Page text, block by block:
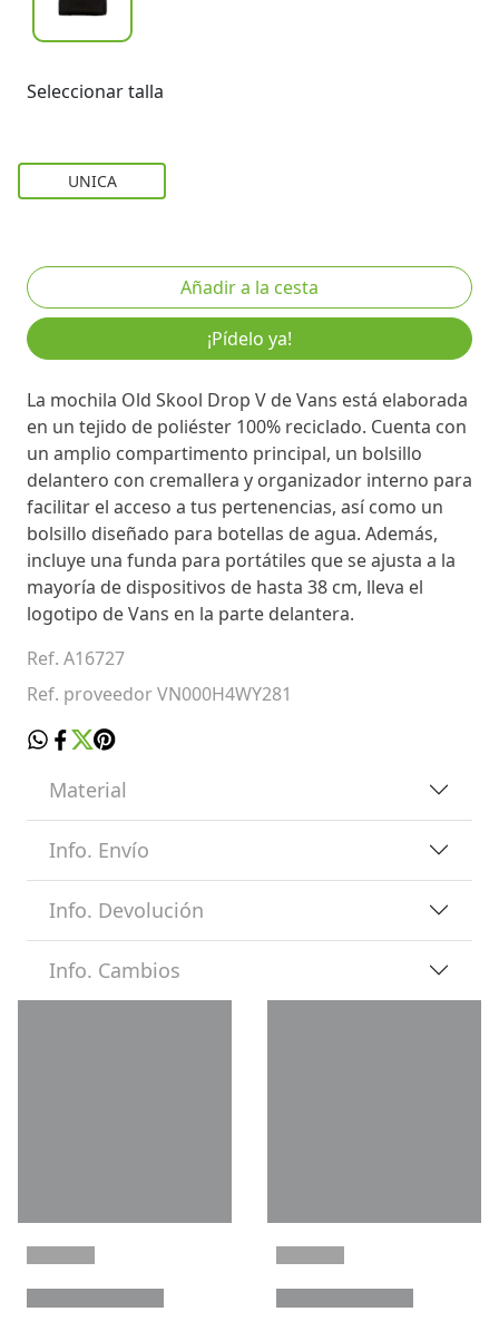
Seleccionar talla
UNICA
¡Pídelo ya!
La mochila Old Skool Drop V de Vans está elaborada
en un tejido de poliéster 100% reciclado. Cuenta con
un amplio compartimento principal, un bolsillo
delantero con cremallera y organizador interno para
facilitar el acceso a tus pertenencias, así como un
bolsillo diseñado para botellas de agua. Además,
incluye una funda para portátiles que se ajusta a la
mayoría de dispositivos de hasta 38 cm, lleva el
logotipo de Vans en la parte delantera.
Ref. A16727
Ref. proveedor VN000H4WY281
Material
Info. Envío
Info. Devolución
Info. Cambios